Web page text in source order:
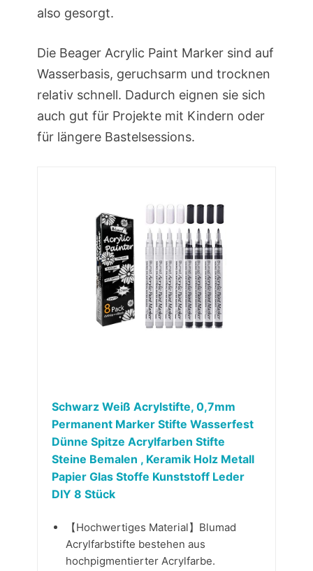
also gesorgt.
Die Beager Acrylic Paint Marker sind auf
Wasserbasis, geruchsarm und trocknen
relativ schnell. Dadurch eignen sie sich
auch gut für Projekte mit Kindern oder
für längere Bastelsessions.
Schwarz Weiß Acrylstifte, 0,7mm
Permanent Marker Stifte Wasserfest
Dünne Spitze Acrylfarben Stifte
Steine Bemalen , Keramik Holz Metall
Papier Glas Stoffe Kunststoff Leder
DIY 8 Stück
【Hochwertiges Material】Blumad
Acrylfarbstifte bestehen aus
hochpigmentierter Acrylfarbe.